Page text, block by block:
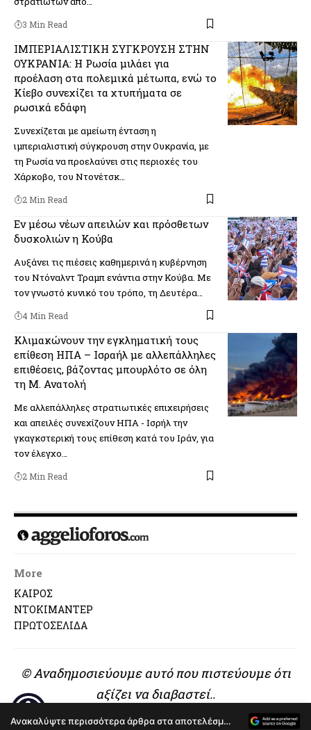
3 Min Read
ΙΜΠΕΡΙΑΛΙΣΤΙΚΗ ΣΥΓΚΡΟΥΣΗ ΣΤΗΝ
ΟΥΚΡΑΝΙΑ: Η Ρωσία μιλάει για
προέλαση στα πολεμικά μέτωπα, ενώ το
Κίεβο συνεχίζει τα χτυπήματα σε
ρωσικά εδάφη
Συνεχίζεται με αμείωτη ένταση η
ιμπεριαλιστική σύγκρουση στην Ουκρανία, με
τη Ρωσία να προελαύνει στις περιοχές του
Χάρκοβο, του Ντονέτσκ…
2 Min Read
Εν μέσω νέων απειλών και πρόσθετων
δυσκολιών η Κούβα
Aυξάνει τις πιέσεις καθημερινά η κυβέρνηση
του Ντόναλντ Τραμπ ενάντια στην Κούβα. Με
τον γνωστό κυνικό του τρόπο, τη Δευτέρα…
4 Min Read
Κλιμακώνουν την εγκληματική τους
επίθεση ΗΠΑ – Ισραήλ με αλλεπάλληλες
επιθέσεις, βάζοντας μπουρλότο σε όλη
τη Μ. Ανατολή
Με αλλεπάλληλες στρατιωτικές επιχειρήσεις
και απειλές συνεχίζουν ΗΠΑ - Ισρήλ την
γκαγκστερική τους επίθεση κατά του Ιράν, για
τον έλεγχο…
2 Min Read
More
ΚΑΙΡΟΣ
ΝΤΟΚΙΜΑΝΤΕΡ
ΠΡΩΤΟΣΕΛΙΔΑ
© Αναδημοσιεύουμε αυτό που πιστεύουμε ότι
αξίζει να διαβαστεί..
Ανακαλύψτε περισσότερα άρθρα στα αποτελέσματα αναζήτησης